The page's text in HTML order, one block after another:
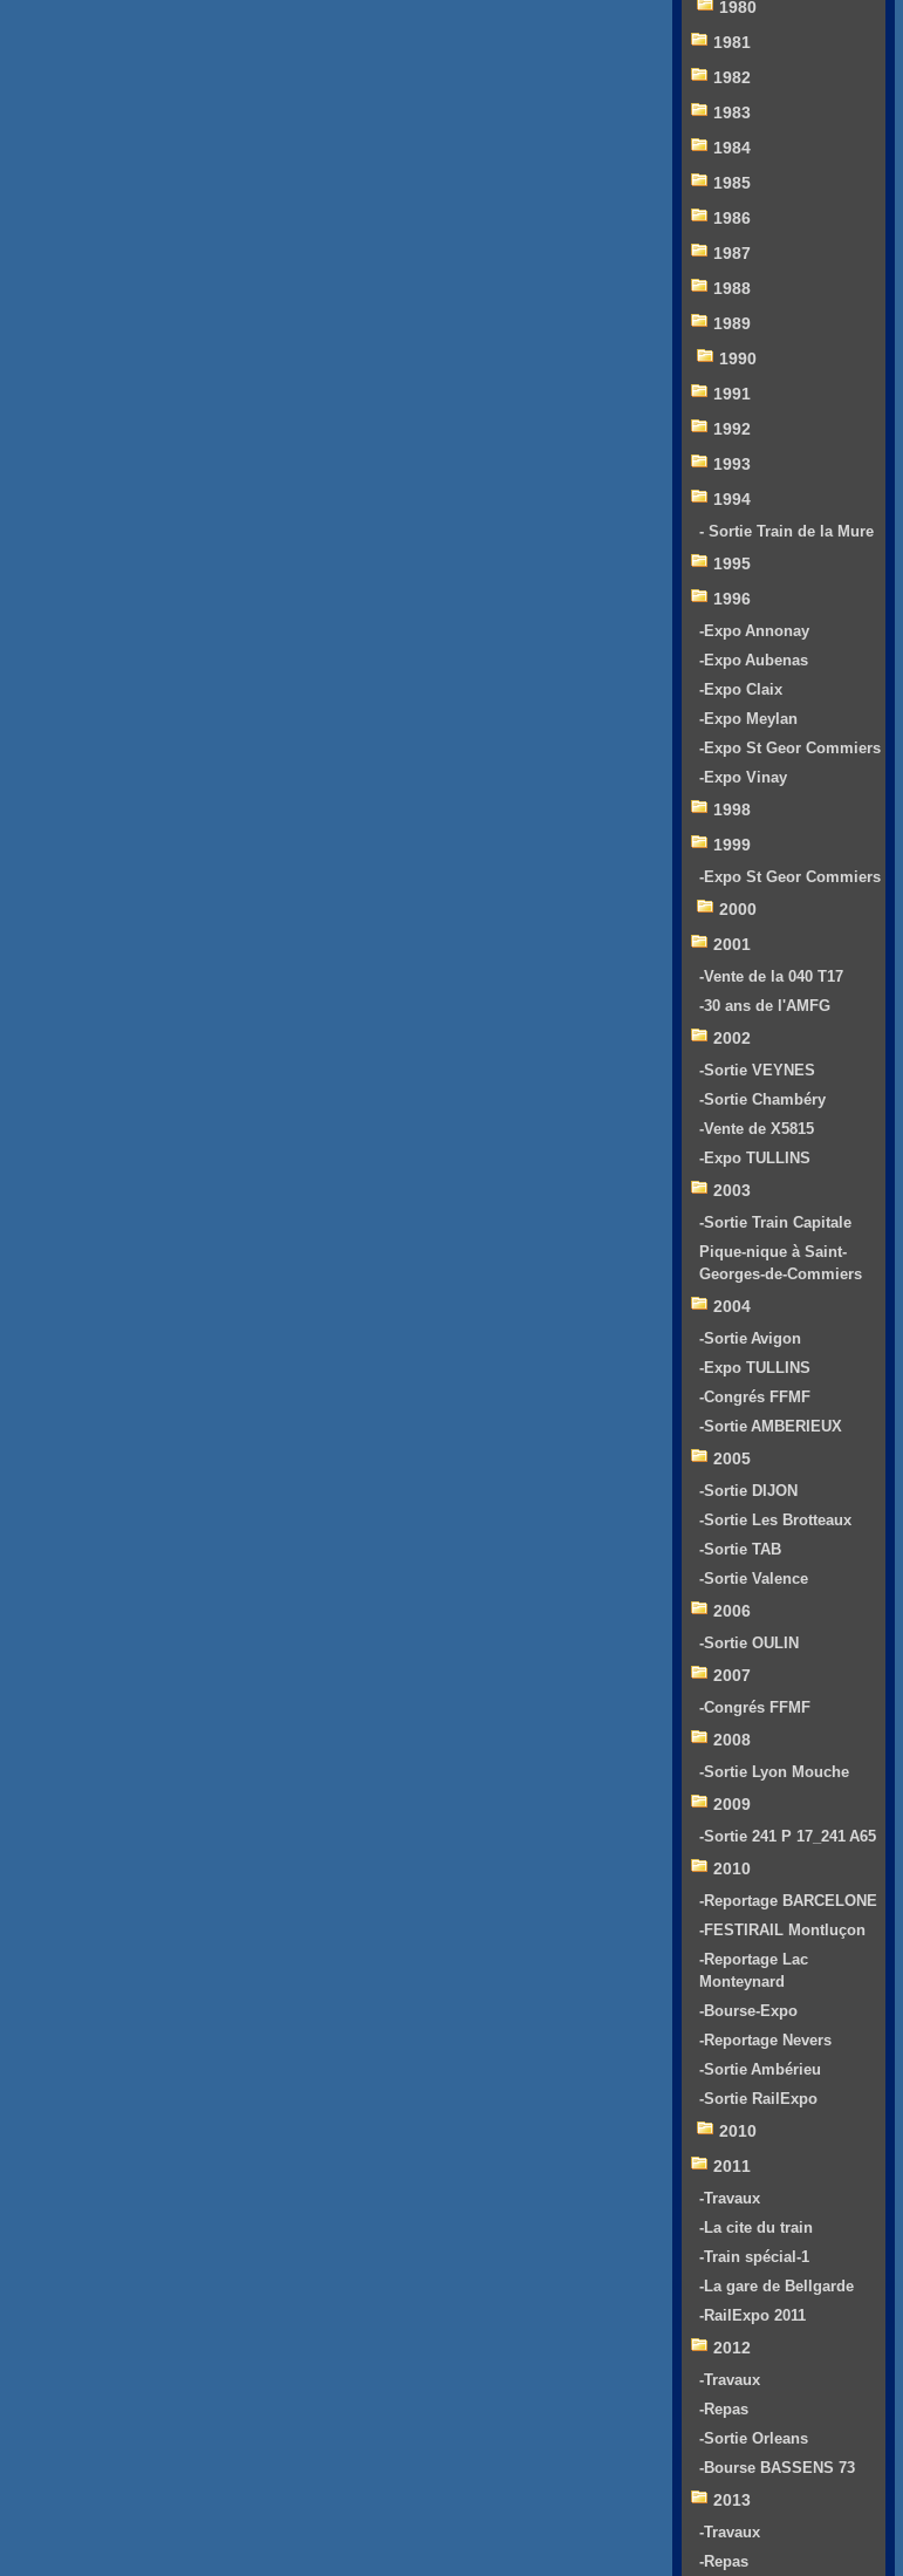
1980
1981
1982
1983
1984
1985
1986
1987
1988
1989
1990
1991
1992
1993
1994
- Sortie Train de la Mure
1995
1996
-Expo Annonay
-Expo Aubenas
-Expo Claix
-Expo Meylan
-Expo St Geor Commiers
-Expo Vinay
1998
1999
-Expo St Geor Commiers
2000
2001
-Vente de la 040 T17
-30 ans de l'AMFG
2002
-Sortie VEYNES
-Sortie Chambéry
-Vente de X5815
-Expo TULLINS
2003
-Sortie Train Capitale
Pique-nique à Saint-
Georges-de-Commiers
2004
-Sortie Avigon
-Expo TULLINS
-Congrés FFMF
-Sortie AMBERIEUX
2005
-Sortie DIJON
-Sortie Les Brotteaux
-Sortie TAB
-Sortie Valence
2006
-Sortie OULIN
2007
-Congrés FFMF
2008
-Sortie Lyon Mouche
2009
-Sortie 241 P 17_241 A65
2010
-Reportage BARCELONE
-FESTIRAIL Montluçon
-Reportage Lac
Monteynard
-Bourse-Expo
-Reportage Nevers
-Sortie Ambérieu
-Sortie RailExpo
2010
2011
-Travaux
-La cite du train
-Train spécial-1
-La gare de Bellgarde
-RailExpo 2011
2012
-Travaux
-Repas
-Sortie Orleans
-Bourse BASSENS 73
2013
-Travaux
-Repas